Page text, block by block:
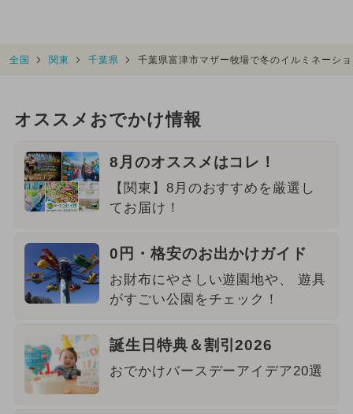
全国 関東 千葉県 千葉県富津市マザー牧場で冬のイルミネーシ
オススメおでかけ情報
8月のオススメはコレ！
【関東】8月のおすすめを厳選し
てお届け！
0円・格安のお出かけガイド
お財布にやさしい遊園地や、 遊具
がすごい公園をチェック！
誕生日特典＆割引2026
おでかけバースデーアイデア20選